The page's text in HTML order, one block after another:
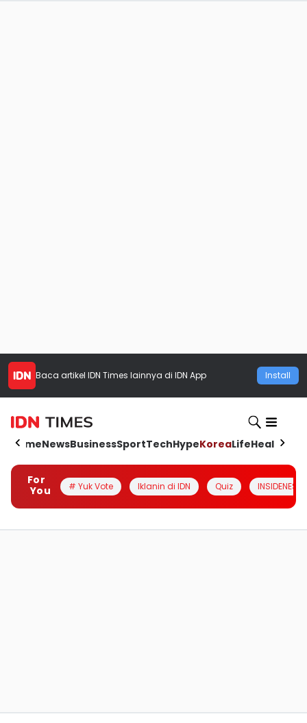
Baca artikel IDN Times lainnya di IDN App Install
HomeNewsBusinessSportTechHypeKoreaLifeHealth
For
You
# Yuk Vote Iklanin di IDN Quiz INSIDENESIA